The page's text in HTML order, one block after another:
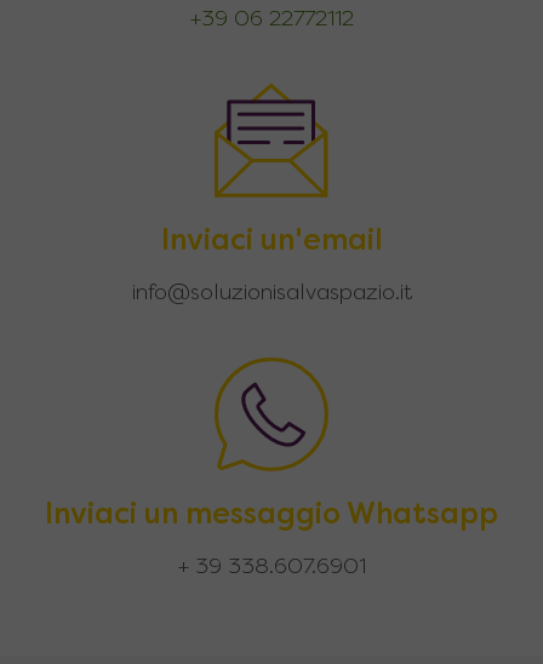
+39 06 22772112
Inviaci un'email
info@soluzionisalvaspazio.it
Inviaci un messaggio Whatsapp
+ 39 338.607.6901